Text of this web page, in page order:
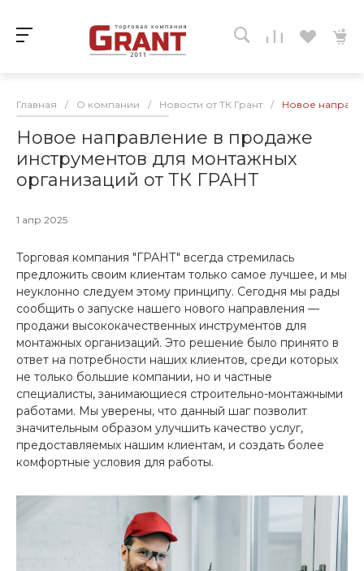
Главная / О компании / Новости от ТК Грант / Новое
Новое направление в продаже
инструментов для монтажных
организаций от ТК ГРАНТ
1 апр 2025
Торговая компания "ГРАНТ" всегда стремилась
предложить своим клиентам только самое лучшее, и мы
неуклонно следуем этому принципу. Сегодня мы рады
сообщить о запуске нашего нового направления —
продажи высококачественных инструментов для
монтажных организаций. Это решение было принято в
ответ на потребности наших клиентов, среди которых
не только большие компании, но и частные
специалисты, занимающиеся строительно-монтажными
работами. Мы уверены, что данный шаг позволит
значительным образом улучшить качество услуг,
предоставляемых нашим клиентам, и создать более
комфортные условия для работы.